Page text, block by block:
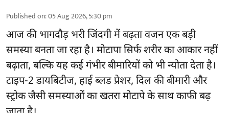
Published on:05 Aug 2026, 5:30 pm
आज की भागदौड़ भरी जिंदगी में बढ़ता वजन एक बड़ी
समस्या बनता जा रहा है। मोटापा सिर्फ शरीर का आकार नहीं
बढ़ाता, बल्कि यह कई गंभीर बीमारियों को भी न्योता देता है।
टाइप-2 डायबिटीज, हाई ब्लड प्रेशर, दिल की बीमारी और
स्ट्रोक जैसी समस्याओं का खतरा मोटापे के साथ काफी बढ़